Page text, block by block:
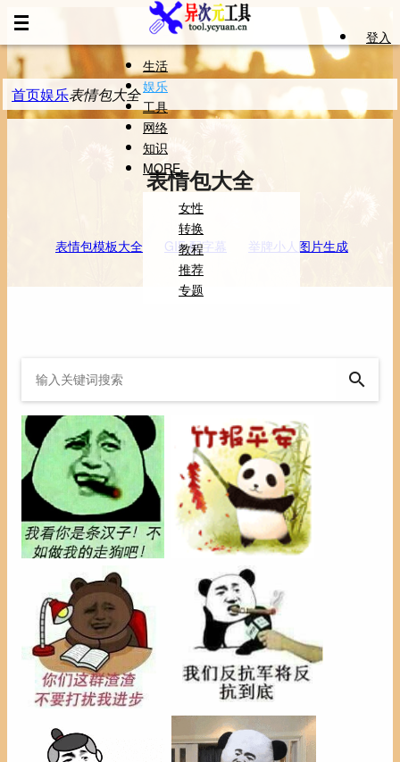
生活
娱乐
工具
网络
知识
MORE
女性
转换
教程
推荐
专题
登入
首页娱乐表情包大全
表情包大全
表情包模板大全 GIF 配字幕 举牌小人图片生成